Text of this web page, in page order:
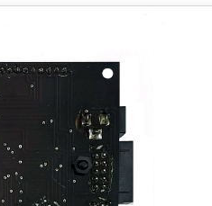
לוח פיתוח CSLA_0
₪
–
220.00
לוח פיתוח הכולל מיקרו-בקר C8051F380 ומסך אלפאנומרי 2X16